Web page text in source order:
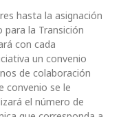
hasta la asignación
para la Transición
con cada
un convenio
de colaboración
convenio se le
el número de